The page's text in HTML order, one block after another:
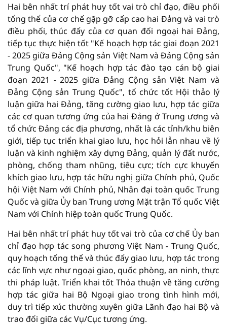
Hai bên nhất trí phát huy tốt vai trò chỉ đạo, điều phối
tổng thể của cơ chế gặp gỡ cấp cao hai Đảng và vai trò
điều phối, thúc đẩy của cơ quan đối ngoại hai Đảng,
tiếp tục thực hiện tốt "Kế hoạch hợp tác giai đoạn 2021
- 2025 giữa Đảng Cộng sản Việt Nam và Đảng Cộng sản
Trung Quốc", "Kế hoạch hợp tác đào tạo cán bộ giai
đoạn 2021 - 2025 giữa Đảng Cộng sản Việt Nam và
Đảng Cộng sản Trung Quốc", tổ chức tốt Hội thảo lý
luận giữa hai Đảng, tăng cường giao lưu, hợp tác giữa
các cơ quan tương ứng của hai Đảng ở Trung ương và
tổ chức Đảng các địa phương, nhất là các tỉnh/khu biên
giới, tiếp tục triển khai giao lưu, học hỏi lẫn nhau về lý
luận và kinh nghiệm xây dựng Đảng, quản lý đất nước,
phòng, chống tham nhũng, tiêu cực; tích cực khuyến
khích giao lưu, hợp tác hữu nghị giữa Chính phủ, Quốc
hội Việt Nam với Chính phủ, Nhân đại toàn quốc Trung
Quốc và giữa Ủy ban Trung ương Mặt trận Tổ quốc Việt
Nam với Chính hiệp toàn quốc Trung Quốc.
Hai bên nhất trí phát huy tốt vai trò của cơ chế Ủy ban
chỉ đạo hợp tác song phương Việt Nam - Trung Quốc,
quy hoạch tổng thể và thúc đẩy giao lưu, hợp tác trong
các lĩnh vực như ngoại giao, quốc phòng, an ninh, thực
thi pháp luật. Triển khai tốt Thỏa thuận về tăng cường
hợp tác giữa hai Bộ Ngoại giao trong tình hình mới,
duy trì tiếp xúc thường xuyên giữa Lãnh đạo hai Bộ và
trao đổi giữa các Vụ/Cục tương ứng.